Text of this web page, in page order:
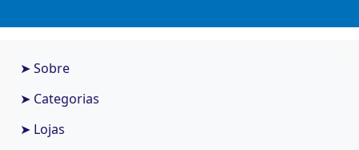
➤ Sobre
➤ Categorias
➤ Lojas